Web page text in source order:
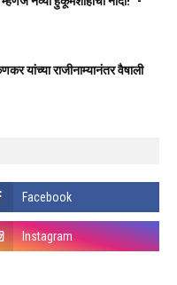
यांच्या राजीनाम्यानंतर वैषाली